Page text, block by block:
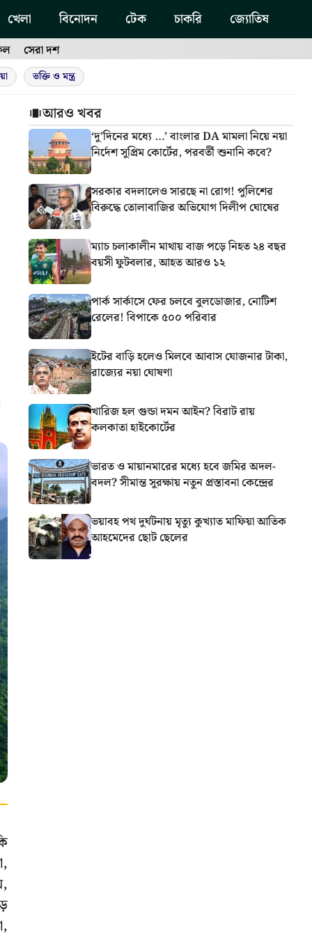
খেলা বিনোদন টেক চাকরি জ্যোতিষ
সেরা দশ
ভক্তি ও মন্ত্র
আরও খবর
‘দু’দিনের মধ্যে …’ বাংলার DA মামলা নিয়ে নয়া
নির্দেশ সুপ্রিম কোর্টের, পরবর্তী শুনানি কবে?
সরকার বদলালেও সারছে না রোগ! পুলিশের
বিরুদ্ধে তোলাবাজির অভিযোগ দিলীপ ঘোষের
ম্যাচ চলাকালীন মাথায় বাজ পড়ে নিহত ২৪ বছর
বয়সী ফুটবলার, আহত আরও ১২
পার্ক সার্কাসে ফের চলবে বুলডোজার, নোটিশ
রেলের! বিপাকে ৫০০ পরিবার
ইটের বাড়ি হলেও মিলবে আবাস যোজনার টাকা,
রাজ্যের নয়া ঘোষণা
খারিজ হল গুন্ডা দমন আইন? বিরাট রায়
কলকাতা হাইকোর্টের
ভারত ও মায়ানমারের মধ্যে হবে জমির অদল-
বদল? সীমান্ত সুরক্ষায় নতুন প্রস্তাবনা কেন্দ্রের
ভয়াবহ পথ দুর্ঘটনায় মৃত্যু কুখ্যাত মাফিয়া আতিক
আহমেদের ছোট ছেলের